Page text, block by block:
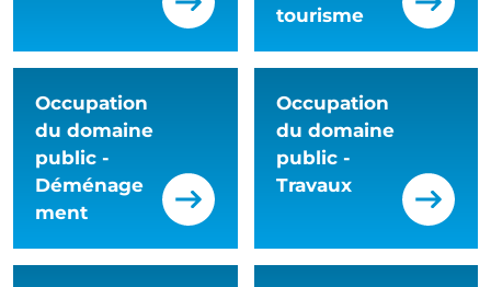
tourisme
Occupation
du domaine
public -
Déménage
ment
Occupation
du domaine
public -
Travaux